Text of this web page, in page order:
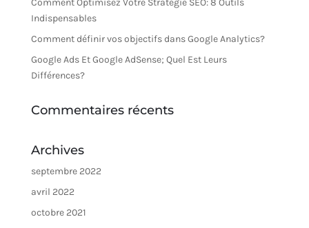
Indispensables
Comment définir vos objectifs dans Google Analytics?
Google Ads Et Google AdSense; Quel Est Leurs
Différences?
Commentaires récents
Archives
septembre 2022
avril 2022
octobre 2021